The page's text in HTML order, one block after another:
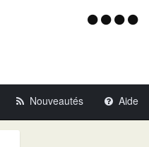
Menu
Nouveautés Aide